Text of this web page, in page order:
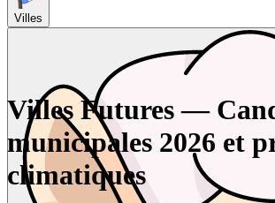
Villes
Villes Futures —
municipales 2026 et
climatiques